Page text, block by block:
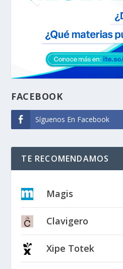
FACEBOOK
Síguenos En Facebook
TE RECOMENDAMOS
Magis
Clavigero
Xipe Totek